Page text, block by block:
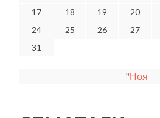
17
18 19 20
24
25 26 27
31
"Ноя